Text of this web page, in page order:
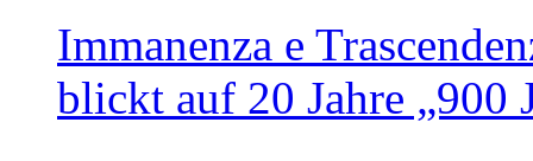
Immanenza e
blickt auf 20 Jahre „900